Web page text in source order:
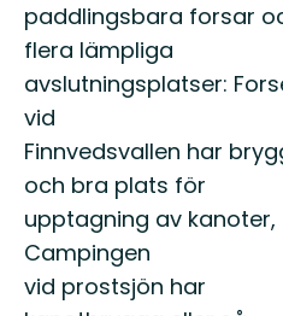
paddlingsbara forsar
flera lämpliga
avslutningsplatser:
vid
Finnvedsvallen har
och bra plats för
upptagning av kanoter,
Campingen
vid prostsjön har